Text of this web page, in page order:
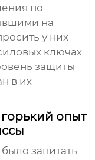
по
на
у них
ключах
защиты
в их
опыт
запитать